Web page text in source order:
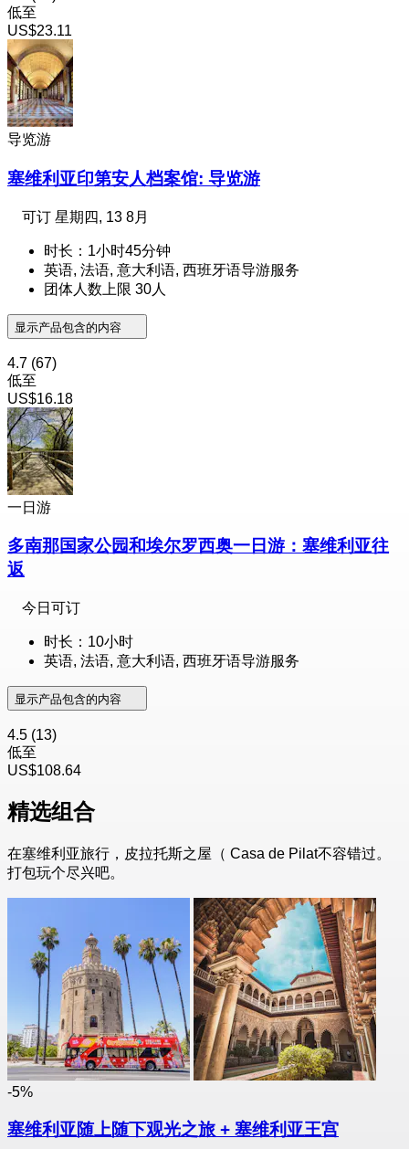
低至
US$23.11
导览游
塞维利亚印第安人档案馆: 导览游
可订 星期四, 13 8月
时长：1小时45分钟
英语, 法语, 意大利语, 西班牙语导游服务
团体人数上限 30人
显示产品包含的内容
4.7 (67)
低至
US$16.18
一日游
多南那国家公园和埃尔罗西奥一日游：塞维利亚往
返
今日可订
时长：10小时
英语, 法语, 意大利语, 西班牙语导游服务
显示产品包含的内容
4.5 (13)
低至
US$108.64
精选组合
在塞维利亚旅行，皮拉托斯之屋（ Casa de Pilat不容错过。
打包玩个尽兴吧。
-5%
塞维利亚随上随下观光之旅 + 塞维利亚王宫